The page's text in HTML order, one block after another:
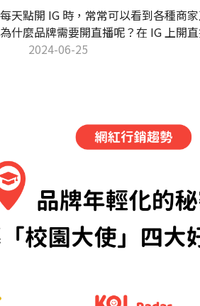
每天點開 IG 時，常常可以看到各種商
為什麼品牌需要開直播呢？在 IG 上開
本文將解答以上問題，並分享 IG 直播的
2024-06-25